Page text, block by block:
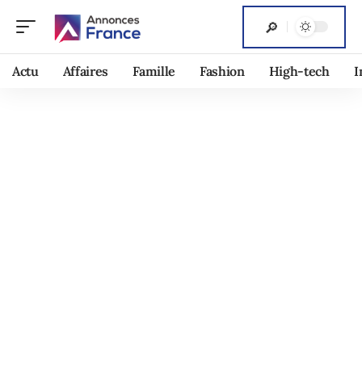
Actu Affaires Famille Fashion High-tech